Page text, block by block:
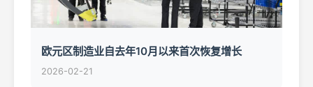
欧元区制造业自去年10月以来首次恢复增长
2026-02-21